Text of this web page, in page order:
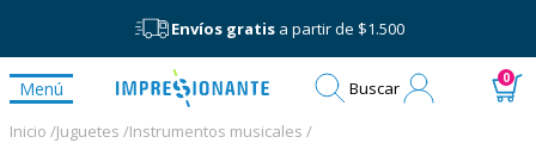
Envíos gratisa partir de $1.500
Menú Buscar 0
Inicio /Juguetes /Instrumentos musicales /